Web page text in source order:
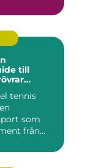
till
tennis
som
från